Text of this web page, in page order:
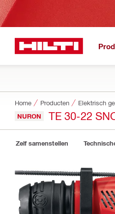
Home Producten
NURON TE 30-22
Zelf samenstellen